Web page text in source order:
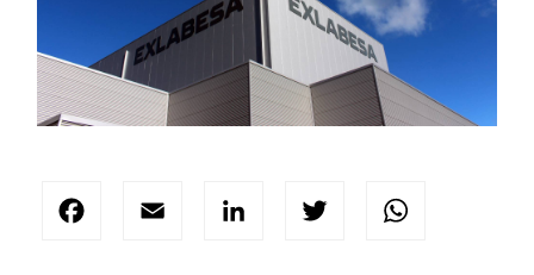
Facebook
Email LinkedInTwitter